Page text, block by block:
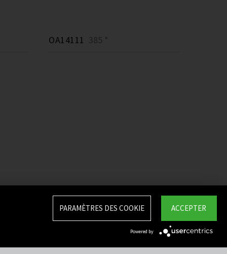
OA14111 385 *
ACCEPTER
PARAMÈTRES DES COOKIE
Powered by